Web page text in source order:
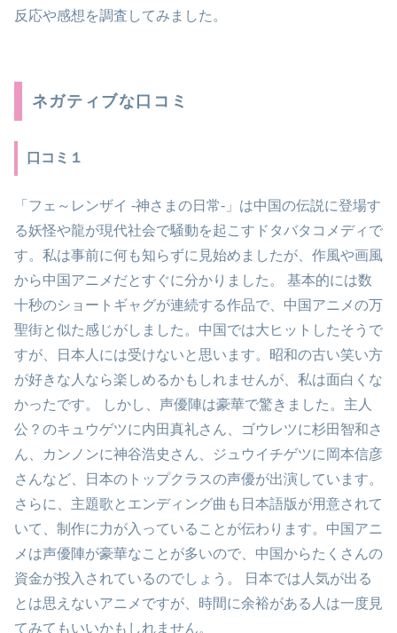
反応や感想を調査してみました。
ネガティブな口コミ
口コミ１
「フェ～レンザイ -神さまの日常-」は中国の伝説に登場す
る妖怪や龍が現代社会で騒動を起こすドタバタコメディで
す。私は事前に何も知らずに見始めましたが、作風や画風
から中国アニメだとすぐに分かりました。 基本的には数
十秒のショートギャグが連続する作品で、中国アニメの万
聖街と似た感じがしました。中国では大ヒットしたそうで
すが、日本人には受けないと思います。昭和の古い笑い方
が好きな人なら楽しめるかもしれませんが、私は面白くな
かったです。 しかし、声優陣は豪華で驚きました。主人
公？のキュウゲツに内田真礼さん、ゴウレツに杉田智和さ
ん、カンノンに神谷浩史さん、ジュウイチゲツに岡本信彦
さんなど、日本のトップクラスの声優が出演しています。
さらに、主題歌とエンディング曲も日本語版が用意されて
いて、制作に力が入っていることが伝わります。中国アニ
メは声優陣が豪華なことが多いので、中国からたくさんの
資金が投入されているのでしょう。 日本では人気が出る
とは思えないアニメですが、時間に余裕がある人は一度見
てみてもいいかもしれません。